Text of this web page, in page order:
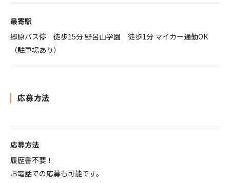
最寄駅
郷原バス停 徒歩15分 野呂山学園 徒歩1分 マイカー通勤OK
（駐車場あり）
応募方法
応募方法
履歴書不要！
お電話での応募も可能です。